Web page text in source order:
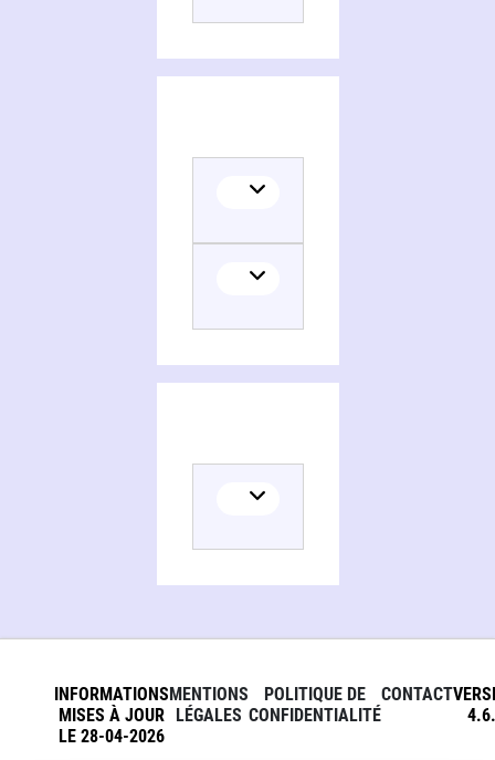
INFORMATIONS
MISES À JOUR
LE 28-04-2026
MENTIONS
LÉGALES
POLITIQUE DE
CONFIDENTIALITÉ
CONTACT